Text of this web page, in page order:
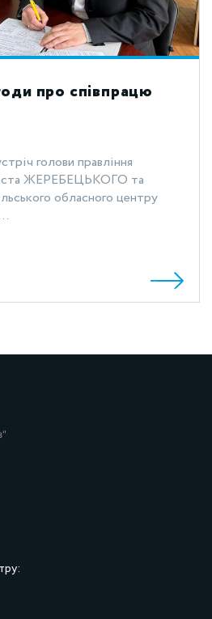
про співпрацю
голови правління
ЖЕРЕБЕЦЬКОГО та
обласного центру